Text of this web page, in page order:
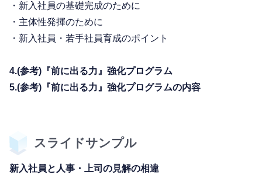
・新入社員の基礎完成のために
・主体性発揮のために
・新入社員・若手社員育成のポイント
4.(参考)『前に出る力』強化プログラム
5.(参考)『前に出る力』強化プログラムの内容
スライドサンプル
新入社員と人事・上司の見解の相違